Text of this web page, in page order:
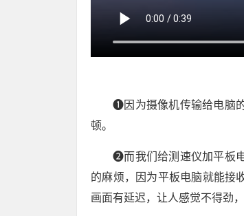
❶因为摄像机传输给电脑
顿。
❷而我们给测速仪加平板
的麻烦，因为平板电脑就能接
画面有延迟，让人感觉不得劲